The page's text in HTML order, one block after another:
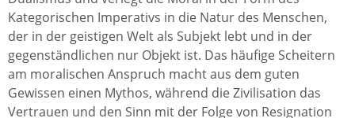
Kategorischen Imperativs in die Natur des Menschen,
der in der geistigen Welt als Subjekt lebt und in der
gegenständlichen nur Objekt ist. Das häufige Scheitern
am moralischen Anspruch macht aus dem guten
Gewissen einen Mythos, während die Zivilisation das
Vertrauen und den Sinn mit der Folge von Resignation